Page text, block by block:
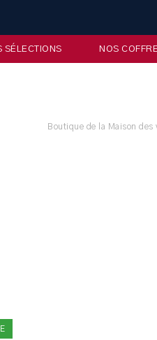
SÉLECTIONS NOS
Boutique de la Maison des